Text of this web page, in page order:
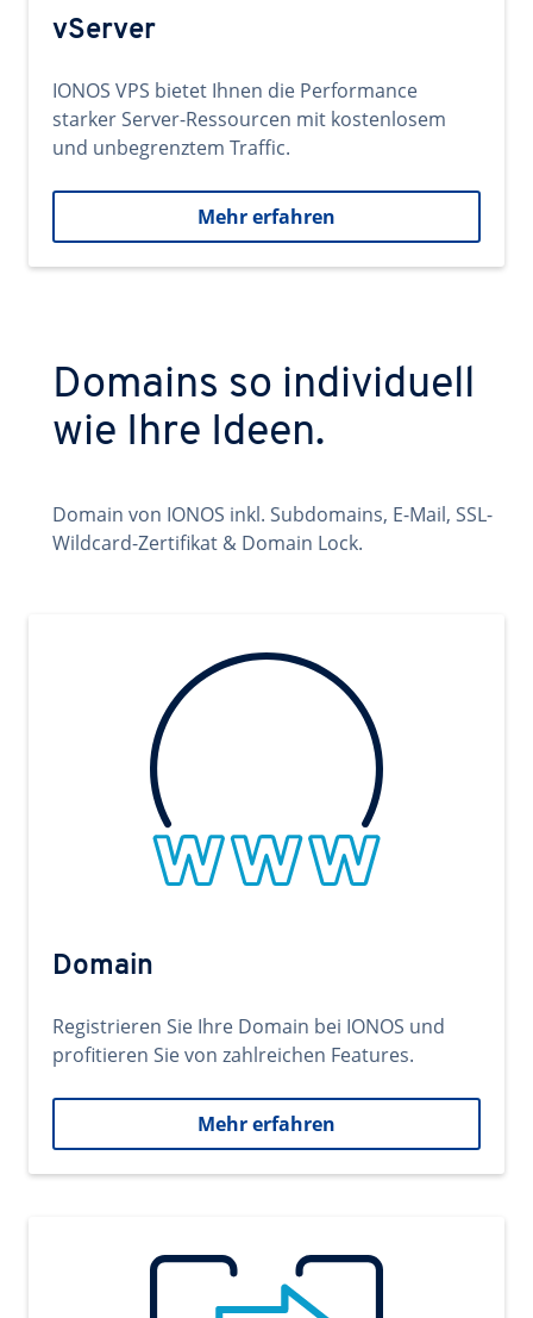
vServer
IONOS VPS bietet Ihnen die Performance
starker Server-Ressourcen mit kostenlosem
und unbegrenztem Traffic.
Mehr erfahren
Domains so individuell
wie Ihre Ideen.
Domain von IONOS inkl. Subdomains, E-Mail, SSL-
Wildcard-Zertifikat & Domain Lock.
Domain
Registrieren Sie Ihre Domain bei IONOS und
profitieren Sie von zahlreichen Features.
Mehr erfahren